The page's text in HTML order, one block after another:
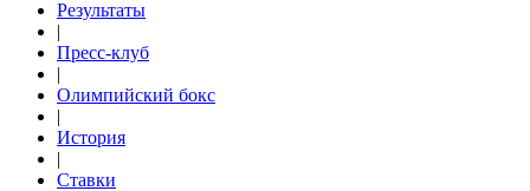
Результаты
|
Пресс-клуб
|
Олимпийский бокс
|
История
|
Ставки